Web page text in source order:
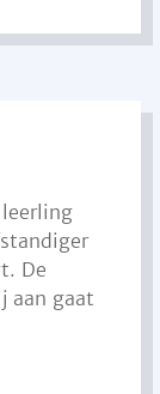
De
aan gaat